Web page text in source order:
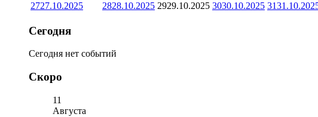
2727.10.2025 2828.10.2025 2929.10.2025 3030.10.2025 31
Сегодня
Сегодня нет событий
Скоро
11
Августа